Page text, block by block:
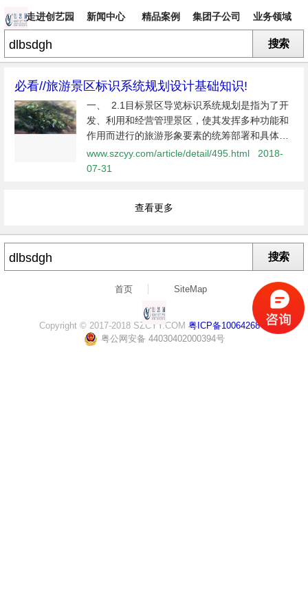
走进创艺园 新闻中心 精品案例 集团子公司 业务领域
专题 搜索
必看//旅游景区标识系统规划设计基础知识!
一、 2.1目标景区导览标识系统规划是指为了开
发、利用和经营管理景区，使其发挥多种功能和
作用而进行的旅游形象要素的统筹部署和具体安
排。应以树立景区高档次、高质量服务形象，创
造景区和谐的游览与休闲环境，为游客提供人性
www.szcyy.com/article/detail/495.html
2018-
07-31
查看更多
搜索
首页 SiteMap
Copyright © 2017-2018 SZCYY.COM 粤ICP备10064268号
粤公网安备 44030402000394号